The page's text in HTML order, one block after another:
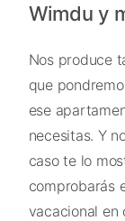
Wimdu y
Nos produce
que
ese
necesitas. Y
caso te lo
comprobarás
vacacional en